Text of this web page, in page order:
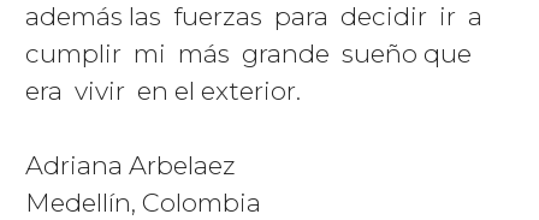
además las fuerzas para decidir ir a
cumplir mi más grande sueño que
era vivir en el exterior.
Adriana Arbelaez
Medellín, Colombia